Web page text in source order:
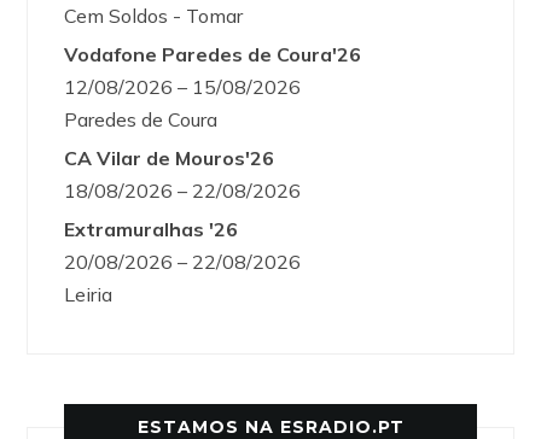
Cem Soldos - Tomar
Vodafone Paredes de Coura'26
12/08/2026 – 15/08/2026
Paredes de Coura
CA Vilar de Mouros'26
18/08/2026 – 22/08/2026
Extramuralhas '26
20/08/2026 – 22/08/2026
Leiria
ESTAMOS NA ESRADIO.PT